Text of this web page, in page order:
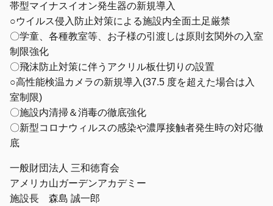
帯型マイナスイオン発生器の新規導入
○ウイルス侵入防止対策による施設内全面土足厳禁
〇学童、各種教室等、お子様の引渡しは原則玄関外の入室
制限強化
〇飛沫防止対策に伴うアクリル板仕切りの設置
○高性能検温カメラの新規導入(37.5 度を超えた場合は入
室制限)
〇施設内清掃＆消毒の徹底強化
〇新型コロナウィルスの感染や濃厚接触者発生時の対応徹
底
一般財団法人 三和徳育会
アメリカ山ガーデンアカデミー
施設長 森島 誠一郎